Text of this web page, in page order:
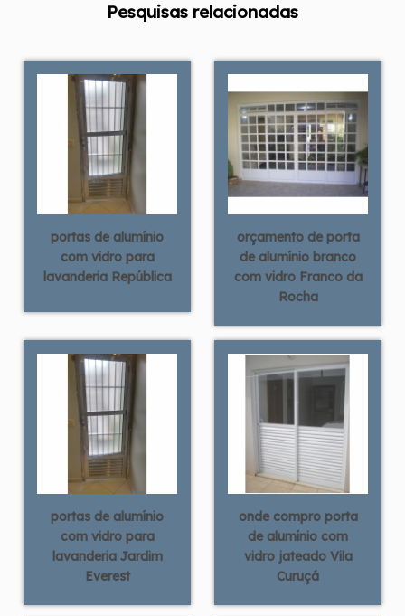
Pesquisas relacionadas
portas de alumínio
com vidro para
lavanderia República
orçamento de porta
de alumínio branco
com vidro Franco da
Rocha
portas de alumínio
com vidro para
lavanderia Jardim
Everest
onde compro porta
de alumínio com
vidro jateado Vila
Curuçá